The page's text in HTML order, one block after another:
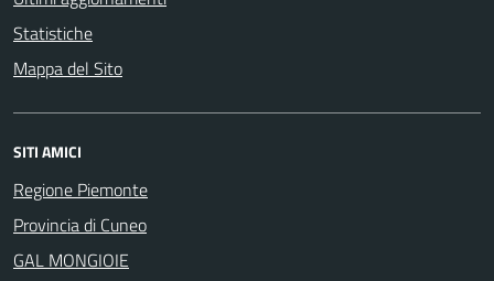
Statistiche
Mappa del Sito
SITI AMICI
Regione Piemonte
Provincia di Cuneo
GAL MONGIOIE